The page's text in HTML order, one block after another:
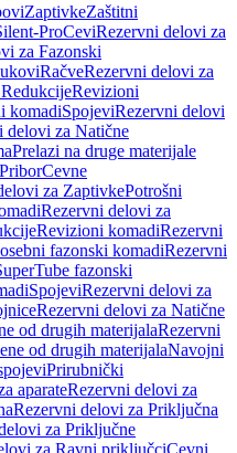
ZaptivkeZaštitni
ProCeviRezervni delovi za
za Fazonski
RačveRezervni delovi za
Revizioni
komadiSpojeviRezervni delovi
delovi za Natične
Prelazi na druge materijale
Cevne
za ZaptivkePotrošni
Rezervni delovi za
Revizioni komadiRezervni
fazonski komadiRezervni
fazonski
SpojeviRezervni delovi za
Rezervni delovi za Natične
od drugih materijalaRezervni
od drugih materijalaNavojni
Prirubnički
aparateRezervni delovi za
Rezervni delovi za Priključna
za Priključne
za Ravni priključciCevni